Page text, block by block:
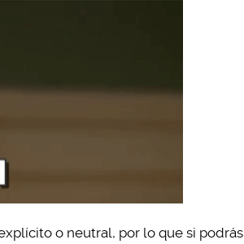
o neutral, por lo que si podrás